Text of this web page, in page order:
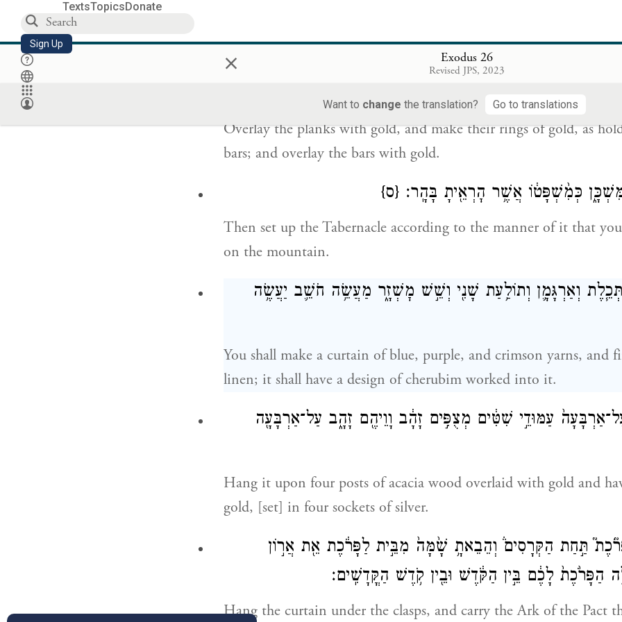
TextsTopicsDonate
Sign Up × Exodus 26
Revised JPS, 2023
Want to change the translation? Go to translations
זָהָ֗ב וְאֶת־טַבְּעֹֽתֵיהֶם֙ תַּעֲשֶׂ֣ה זָהָ֔ב בָּתִּ֖ים לַבְּרִיחִ֑ם וְצִפִּיתָ֥
Overlay the planks with gold, and make their rings of gold, as
bars; and overlay the bars with gold.
כְּמִ֨שְׁפָּט֔וֹ אֲשֶׁ֥ר הׇרְאֵ֖יתָ בָּהָֽר׃ {ס}
Then set up the Tabernacle according to the manner of it that
on the mountain.
וְאַרְגָּמָ֛ן וְתוֹלַ֥עַת שָׁנִ֖י וְשֵׁ֣שׁ מׇשְׁזָ֑ר מַעֲשֵׂ֥ה חֹשֵׁ֛ב יַעֲשֶׂ֥ה
You shall make a curtain of blue, purple, and crimson yarns, and
linen; it shall have a design of cherubim worked into it.
עַמּוּדֵ֣י שִׁטִּ֔ים מְצֻפִּ֣ים זָהָ֔ב וָוֵיהֶ֖ם זָהָ֑ב עַל־אַרְבָּעָ֖ה
Hang it upon four posts of acacia wood overlaid with gold and
gold, [set] in four sockets of silver.
תַּ֣חַת הַקְּרָסִים֒ וְהֵבֵאתָ֥ שָׁ֙מָּה֙ מִבֵּ֣ית לַפָּרֹ֔כֶת אֵ֖ת אֲר֣וֹן
הַפָּרֹ֙כֶת֙ לָכֶ֔ם בֵּ֣ין הַקֹּ֔דֶשׁ וּבֵ֖ין קֹ֥דֶשׁ הַקֳּדָשִֽׁים׃
Hang the curtain under the clasps, and carry the Ark of the Pact